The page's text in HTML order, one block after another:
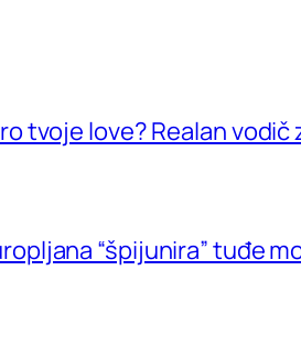
tvoje love? Realan
“špijunira” tuđe